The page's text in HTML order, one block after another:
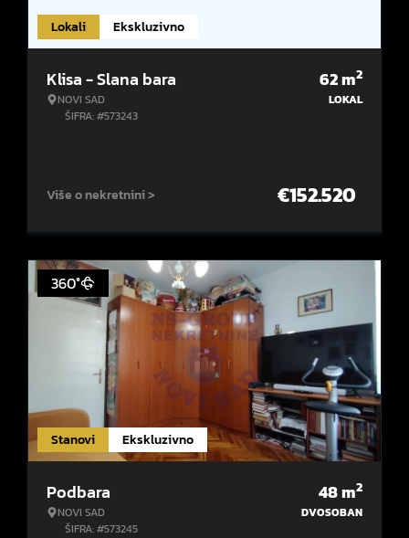
Lokali Ekskluzivno
Klisa - Slana bara
NOVI SAD
ŠIFRA: #573243
62m2
LOKAL
Više o nekretnini > €152.520
Stanovi Ekskluzivno
360°
Podbara
NOVI SAD
ŠIFRA: #573245
48m2
DVOSOBAN